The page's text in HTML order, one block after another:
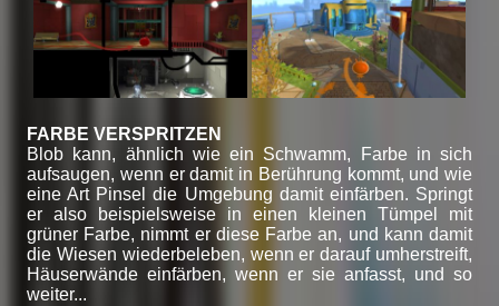
FARBE VERSPRITZEN
Blob kann, ähnlich wie ein Schwamm, Farbe in sich
aufsaugen, wenn er damit in Berührung kommt, und wie
eine Art Pinsel die Umgebung damit einfärben. Springt
er also beispielsweise in einen kleinen Tümpel mit
grüner Farbe, nimmt er diese Farbe an, und kann damit
die Wiesen wiederbeleben, wenn er darauf umherstreift,
Häuserwände einfärben, wenn er sie anfasst, und so
weiter...